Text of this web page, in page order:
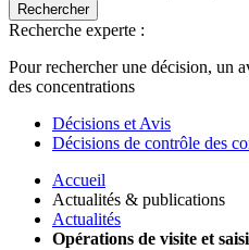
Rechercher
Recherche experte :
Pour rechercher une décision, un
des concentrations
Décisions et Avis
Décisions de contrôle des
Accueil
Actualités & publications
Actualités
Opérations de visite et